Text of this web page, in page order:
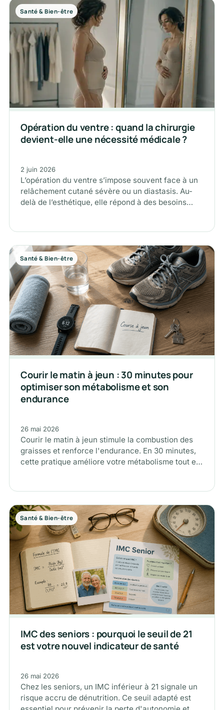
Santé & Bien-être
Opération du ventre : quand la chirurgie
devient-elle une nécessité médicale ?
2 juin 2026
L’opération du ventre s’impose souvent face à un
relâchement cutané sévère ou un diastasis. Au-
delà de l’esthétique, elle répond à des besoins
Santé & Bien-être
Courir le matin à jeun : 30 minutes pour
optimiser son métabolisme et son
endurance
26 mai 2026
Courir le matin à jeun stimule la combustion des
graisses et renforce l'endurance. En 30 minutes,
cette pratique améliore votre métabolisme tout en
Santé & Bien-être
IMC des seniors : pourquoi le seuil de 21
est votre nouvel indicateur de santé
26 mai 2026
Chez les seniors, un IMC inférieur à 21 signale un
risque accru de dénutrition. Ce seuil adapté est